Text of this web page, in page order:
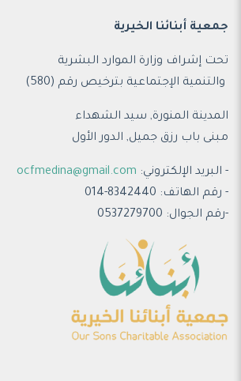
جمعية أبنائنا الخيرية
تحت إشراف وزارة الموارد البشرية
والتنمية الإجتماعية بترخيص رقم (580)
المدينة المنورة, سيد الشهداء
مبنى باب رزق جميل, الدور الأول
- البريد الإلكتروني: ocfmedina@gmail.com
- رقم الهاتف: 8342440-014
-رقم الجوال: 0537279700